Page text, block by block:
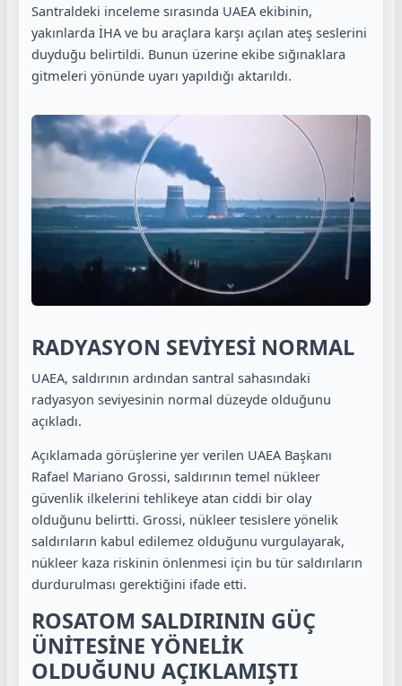
Santraldeki inceleme sırasında UAEA ekibinin,
yakınlarda İHA ve bu araçlara karşı açılan ateş seslerini
duyduğu belirtildi. Bunun üzerine ekibe sığınaklara
gitmeleri yönünde uyarı yapıldığı aktarıldı.
RADYASYON SEVİYESİ NORMAL
UAEA, saldırının ardından santral sahasındaki
radyasyon seviyesinin normal düzeyde olduğunu
açıkladı.
Açıklamada görüşlerine yer verilen UAEA Başkanı
Rafael Mariano Grossi, saldırının temel nükleer
güvenlik ilkelerini tehlikeye atan ciddi bir olay
olduğunu belirtti. Grossi, nükleer tesislere yönelik
saldırıların kabul edilemez olduğunu vurgulayarak,
nükleer kaza riskinin önlenmesi için bu tür saldırıların
durdurulması gerektiğini ifade etti.
ROSATOM SALDIRININ GÜÇ
ÜNİTESİNE YÖNELİK
OLDUĞUNU AÇIKLAMIŞTI